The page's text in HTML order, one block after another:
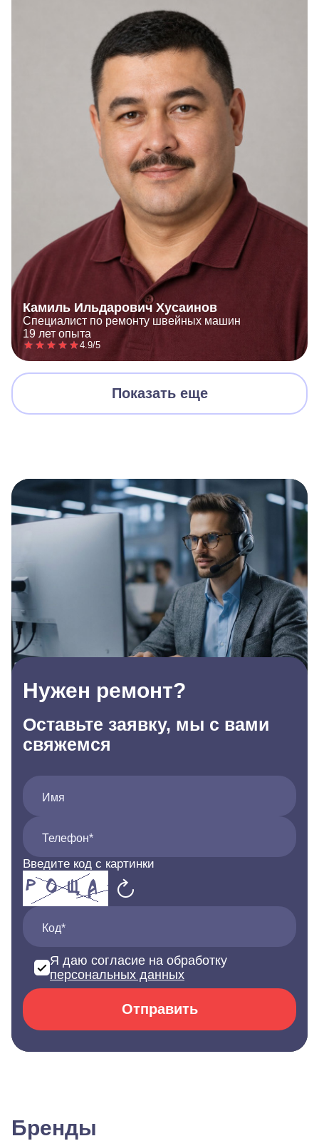
Камиль Ильдарович Хусаинов
Специалист по ремонту швейных машин
19 лет опыта
4.9/5
Показать еще
Нужен ремонт?
Оставьте заявку, мы с вами
свяжемся
Имя
Телефон*
Введите код с картинки
Код*
Я даю согласие на обработку
персональных данных
Отправить
Бренды